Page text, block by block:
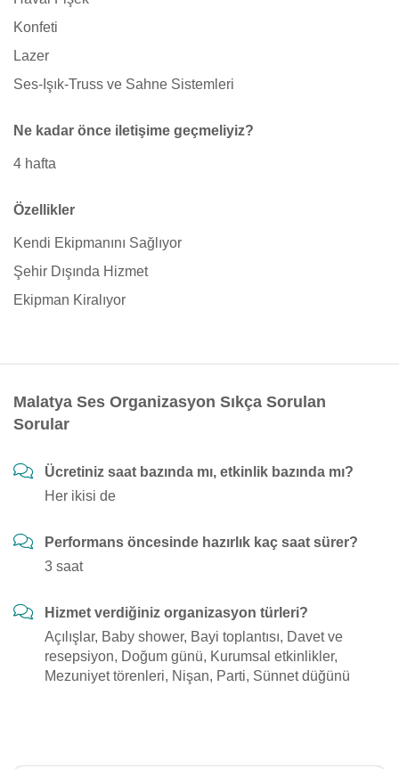
Konfeti
Lazer
Ses-Işık-Truss ve Sahne Sistemleri
Ne kadar önce iletişime geçmeliyiz?
4 hafta
Özellikler
Kendi Ekipmanını Sağlıyor
Şehir Dışında Hizmet
Ekipman Kiralıyor
Malatya Ses Organizasyon Sıkça Sorulan
Sorular
Ücretiniz saat bazında mı, etkinlik bazında mı?
Her ikisi de
Performans öncesinde hazırlık kaç saat sürer?
3 saat
Hizmet verdiğiniz organizasyon türleri?
Açılışlar, Baby shower, Bayi toplantısı, Davet ve
resepsiyon, Doğum günü, Kurumsal etkinlikler,
Mezuniyet törenleri, Nişan, Parti, Sünnet düğünü